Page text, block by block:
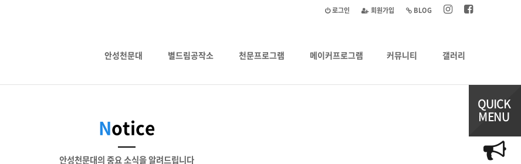
BLOG
회원가입
로그인
안성천문대 별드림공작소 천문프로그램 메이커프로그램 커뮤니티 갤러리
Notice
안성천문대의 중요 소식을 알려드립니다